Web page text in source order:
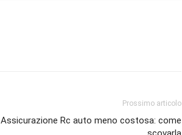
Prossimo articolo
Assicurazione Rc auto meno costosa: come